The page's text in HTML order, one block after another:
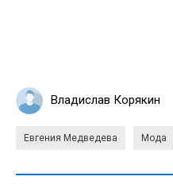
Владислав Корякин
Евгения Медведева Мода